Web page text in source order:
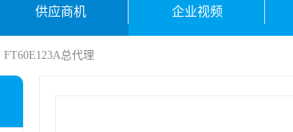
供应商机 企业视频
FT60E123A总代理